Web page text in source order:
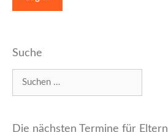
Suche
Die nächsten Termine für Eltern